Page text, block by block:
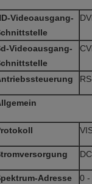
Videoausgang-
Videoausgang-
Adresse 0 -